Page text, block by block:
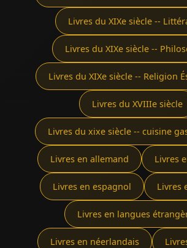
Livres du XIXe siècle --
Livres du XIXe siècle --
Livres du XIXe siècle -- Religion
Livres du XVIIIe siècle
Livres du xixe siècle -- cuisine
Livres en allemand Livres
Livres en espagnol Livres
Livres en langues
Livres en néerlandais